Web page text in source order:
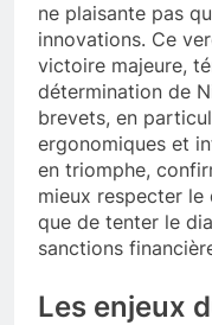
ne plaisante pas
innovations. Ce
victoire majeure,
détermination de
brevets, en
ergonomiques et
en triomphe,
mieux respecter le
que de tenter le
sanctions
Les enjeux